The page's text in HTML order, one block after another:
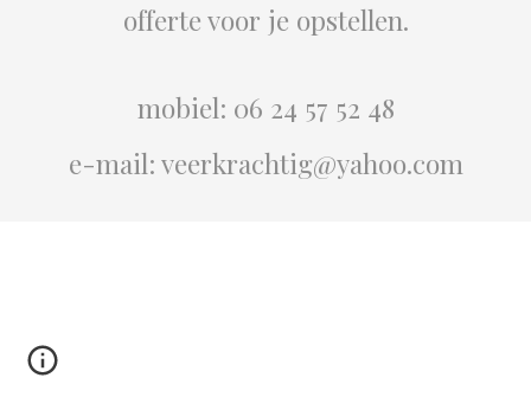
offerte voor je opstellen.
mobiel: 06 24 57 52 48
e-mail: veerkrachtig@yahoo.com